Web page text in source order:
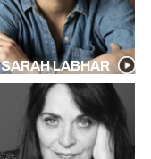
SARAH LABHAR